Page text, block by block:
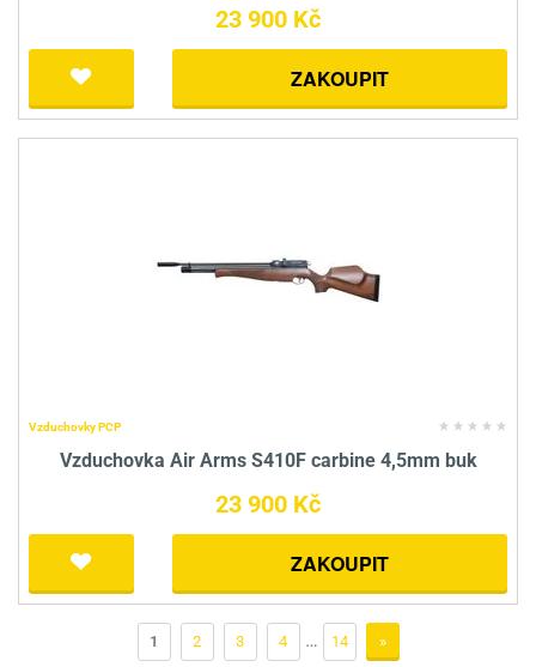
23 900 Kč
ZAKOUPIT
Vzduchovky PCP
Vzduchovka Air Arms S410F carbine 4,5mm buk
23 900 Kč
ZAKOUPIT
1 2 3 4 … 14 »